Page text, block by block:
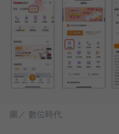
圖／ 數位時代